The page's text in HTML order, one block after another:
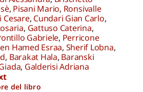
, Pisani Mario, Ronsivalle
Cesare, Cundari Gian Carlo,
, Gattuso Caterina,
Gabriele, Perricone
Hamed Esraa, Sherif Lobna,
, Barakat Hala, Baranski
, Galderisi Adriana
del libro